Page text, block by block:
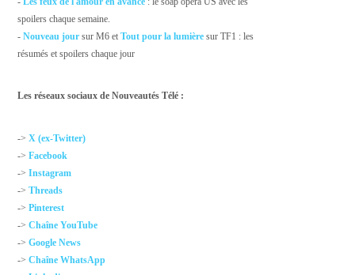
spoilers chaque semaine.
-Nouveau jour sur M6 etTout pour la lumière sur TF1 : les
résumés et spoilers chaque jour
Les réseaux sociaux de Nouveautés Télé :
->X (ex-Twitter)
->Facebook
->Instagram
->Threads
->Pinterest
->Chaîne YouTube
->Google News
->Chaîne WhatsApp